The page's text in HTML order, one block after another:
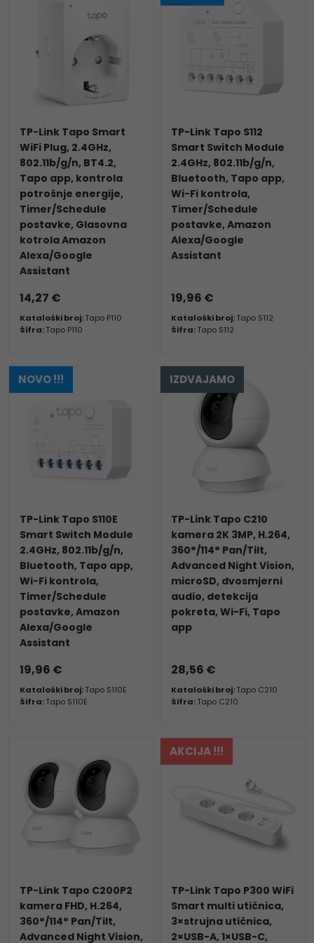
TP-Link Tapo Smart
WiFi Plug, 2.4GHz,
802.11b/g/n, BT4.2,
Tapo app, kontrola
potrošnje energije,
Timer/Schedule
postavke, Glasovna
kotrola Amazon
Alexa/Google
Assistant
14,27 €
Kataloški broj:Tapo P110
Šifra:Tapo P110
TP-Link Tapo S112
Smart Switch Module
2.4GHz, 802.11b/g/n,
Bluetooth, Tapo app,
Wi-Fi kontrola,
Timer/Schedule
postavke, Amazon
Alexa/Google
Assistant
19,96 €
Kataloški broj:Tapo S112
Šifra:Tapo S112
NOVO !!!
TP-Link Tapo S110E
Smart Switch Module
2.4GHz, 802.11b/g/n,
Bluetooth, Tapo app,
Wi-Fi kontrola,
Timer/Schedule
postavke, Amazon
Alexa/Google
Assistant
19,96 €
Kataloški broj:Tapo S110E
Šifra:Tapo S110E
IZDVAJAMO
TP-Link Tapo C210
kamera 2K 3MP, H.264,
360°/114° Pan/Tilt,
Advanced Night Vision,
microSD, dvosmjerni
audio, detekcija
pokreta, Wi-Fi, Tapo
app
28,56 €
Kataloški broj:Tapo C210
Šifra:Tapo C210
TP-Link Tapo C200P2
kamera FHD, H.264,
360°/114° Pan/Tilt,
Advanced Night Vision,
AKCIJA !!!
TP-Link Tapo P300 WiFi
Smart multi utičnica,
3×strujna utičnica,
2×USB-A, 1×USB-C,